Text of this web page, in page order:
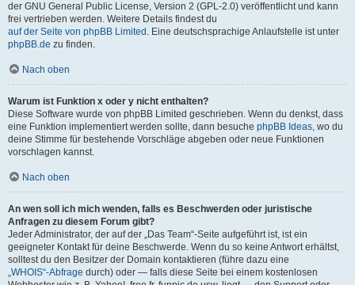
der GNU General Public License, Version 2 (GPL-2.0) veröffentlicht und kann
frei vertrieben werden. Weitere Details findest du
auf der Seite von phpBB Limited . Eine deutschsprachige Anlaufstelle ist unter
phpBB.de zu finden.
Nach oben
Warum ist Funktion x oder y nicht enthalten?
Diese Software wurde von phpBB Limited geschrieben. Wenn du denkst, dass
eine Funktion implementiert werden sollte, dann besuche phpBB Ideas, wo du
deine Stimme für bestehende Vorschläge abgeben oder neue Funktionen
vorschlagen kannst.
Nach oben
An wen soll ich mich wenden, falls es Beschwerden oder juristische
Anfragen zu diesem Forum gibt?
Jeder Administrator, der auf der „Das Team“-Seite aufgeführt ist, ist ein
geeigneter Kontakt für deine Beschwerde. Wenn du so keine Antwort erhältst,
solltest du den Besitzer der Domain kontaktieren (führe dazu eine
„WHOIS“-Abfrage durch) oder — falls diese Seite bei einem kostenlosen